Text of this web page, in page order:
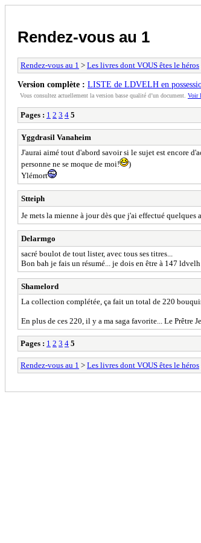
Rendez-vous au 1
Rendez-vous au 1 > Les livres dont VOUS êtes le héros
Version complète : LISTE de LDVELH en
Vous consultez actuellement la version basse qualité d’un document. Voir
Pages : 1 2 3 4 5
Yggdrasil Vanaheim
J'aurai aimé tout d'abord savoir si le sujet est encore
personne ne se moque de moi!
)
Ylémort
Stteiph
Je mets la mienne à jour dès que j'ai effectué quelques
Delarmgo
sacré boulot de tout lister, avec tous ses titres...
Bon bah je fais un résumé... je dois en être à 147
Shamelord
La collection complétée, ça fait un total de 220
En plus de ces 220, il y a ma saga favorite... Le Prêtre
Pages : 1 2 3 4 5
Rendez-vous au 1 > Les livres dont VOUS êtes le héros